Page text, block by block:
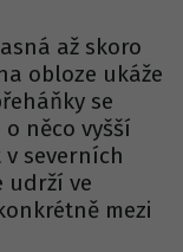
až skoro
obloze ukáže
se
něco vyšší
severních
udrží ve
mezi